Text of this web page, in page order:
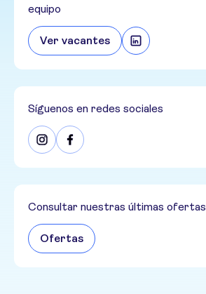
equipo
Ver vacantes
Síguenos en redes sociales
Consultar nuestras últimas ofertas
Ofertas